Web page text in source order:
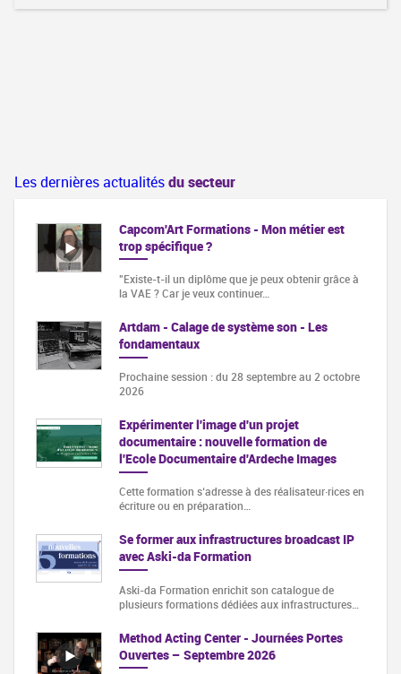
Les dernières actualitésdu secteur
Capcom'Art Formations - Mon métier est
trop spécifique ?
"Existe-t-il un diplôme que je peux obtenir grâce à
la VAE ? Car je veux continuer…
Artdam - Calage de système son - Les
fondamentaux
Prochaine session : du 28 septembre au 2 octobre
2026
Expérimenter l'image d'un projet
documentaire : nouvelle formation de
l'Ecole Documentaire d'Ardeche Images
Cette formation s‘adresse à des réalisateur·rices en
écriture ou en préparation…
Se former aux infrastructures broadcast IP
avec Aski-da Formation
Aski-da Formation enrichit son catalogue de
plusieurs formations dédiées aux infrastructures…
Method Acting Center - Journées Portes
Ouvertes – Septembre 2026